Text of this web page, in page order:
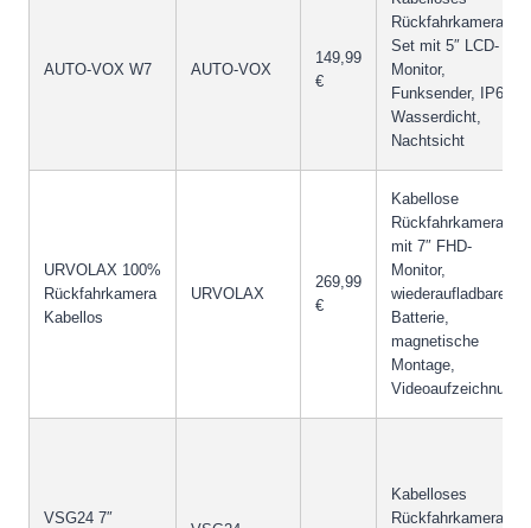
AUTO-VOX W7 AUTO-VOX
149,99
€
Rückfahrkamera-
Set mit 5″ LCD-
Monitor,
Funksender, IP68
Wasserdicht,
Nachtsicht
URVOLAX 100%
Rückfahrkamera
Kabellos
URVOLAX
269,99
€
Kabellose
Rückfahrkamera
mit 7″ FHD-
Monitor,
wiederaufladbare
Batterie,
magnetische
Montage,
Videoaufzeichnung
VSG24 7″
Kabelloses
Rückfahrkamera-